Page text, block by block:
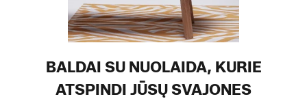
BALDAI SU NUOLAIDA, KURIE
ATSPINDI JŪSŲ SVAJONES